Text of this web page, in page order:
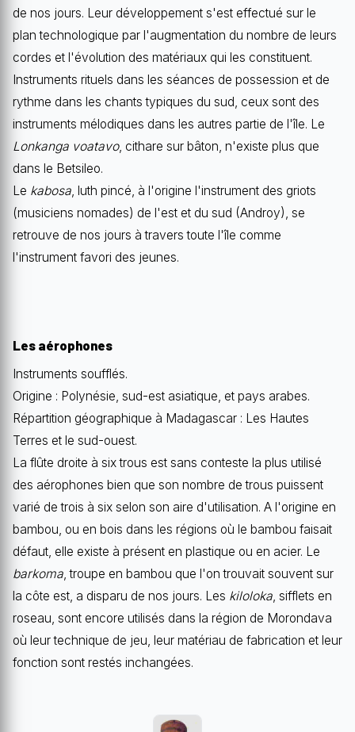
de nos jours. Leur développement s'est effectué sur le
plan technologique par l'augmentation du nombre de leurs
cordes et l'évolution des matériaux qui les constituent.
Instruments rituels dans les séances de possession et de
rythme dans les chants typiques du sud, ceux sont des
instruments mélodiques dans les autres partie de l'île. Le
Lonkanga voatavo, cithare sur bâton, n'existe plus que
dans le Betsileo.
Le kabosa, luth pincé, à l'origine l'instrument des griots
(musiciens nomades) de l'est et du sud (Androy), se
retrouve de nos jours à travers toute l'île comme
l'instrument favori des jeunes.
Les aérophones
Instruments soufflés.
Origine : Polynésie, sud-est asiatique, et pays arabes.
Répartition géographique à Madagascar : Les Hautes
Terres et le sud-ouest.
La flûte droite à six trous est sans conteste la plus utilisé
des aérophones bien que son nombre de trous puissent
varié de trois à six selon son aire d'utilisation. A l'origine en
bambou, ou en bois dans les régions où le bambou faisait
défaut, elle existe à présent en plastique ou en acier. Le
barkoma, troupe en bambou que l'on trouvait souvent sur
la côte est, a disparu de nos jours. Les kiloloka, sifflets en
roseau, sont encore utilisés dans la région de Morondava
où leur technique de jeu, leur matériau de fabrication et leur
fonction sont restés inchangées.